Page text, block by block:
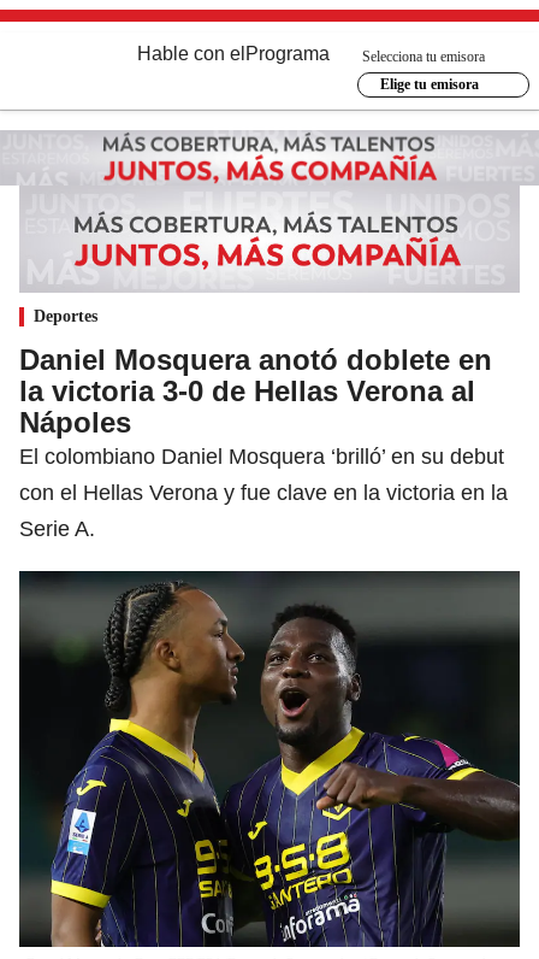
Hable con el Programa
Selecciona tu emisora
Elige tu emisora
Deportes
Daniel Mosquera anotó doblete en
la victoria 3-0 de Hellas Verona al
Nápoles
El colombiano Daniel Mosquera ‘brilló’ en su debut
con el Hellas Verona y fue clave en la victoria en la
Serie A.